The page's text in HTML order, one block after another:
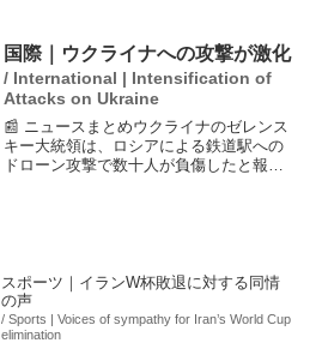
る狙いがあります。特に、4月に予定され
ているトランプ...
国際｜ウクライナへの攻撃が激化
/ International | Intensification of
Attacks on Ukraine
📰 ニュースまとめウクライナのゼレンス
キー大統領は、ロシアによる鉄道駅への
ドローン攻撃で数十人が負傷したと報告
スポーツ｜イランW杯敗退に対する同情
の声
/ Sports | Voices of sympathy for Iran’s World Cup
elimination